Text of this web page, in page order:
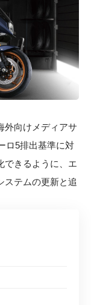
外向けメディアサ
ロ5排出基準に対
できるように、エ
ステムの更新と追